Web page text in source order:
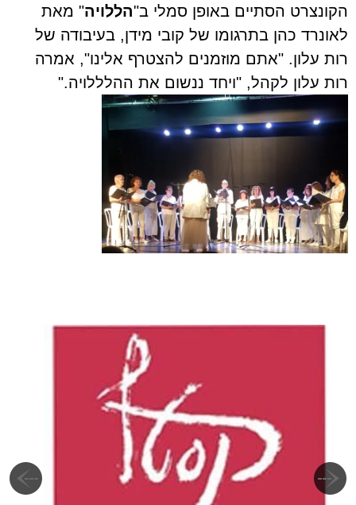
הקונצרט הסתיים באופן סמלי ב"הללויה" מאת
לאונרד כהן בתרגומו של קובי מידן, בעיבודה של
רות עלון. "אתם מוזמנים להצטרף אלינו", אמרה
רות עלון לקהל, "ויחד ננשום את ההלללויה."